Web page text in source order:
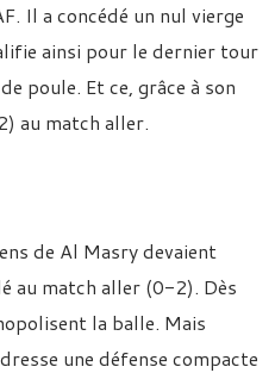
Il a concédé un nul vierge
ainsi pour le dernier tour
poule. Et ce, grâce à son
au match aller.
de Al Masry devaient
au match aller (0-2). Dès
la balle. Mais
une défense compacte